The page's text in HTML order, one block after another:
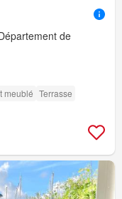
de
meublé Terrasse